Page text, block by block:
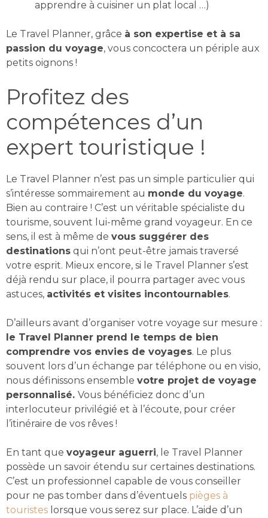
apprendre à cuisiner un plat local …)
Le Travel Planner, grâce à son expertise et à sa
passion du voyage, vous concoctera un périple aux
petits oignons !
Profitez des
compétences d’un
expert touristique !
Le Travel Planner n’est pas un simple particulier qui
s’intéresse sommairement au monde du voyage.
Bien au contraire ! C’est un véritable spécialiste du
tourisme, souvent lui-même grand voyageur. En ce
sens, il est à même de vous suggérer des
destinations qui n’ont peut-être jamais traversé
votre esprit. Mieux encore, si le Travel Planner s’est
déjà rendu sur place, il pourra partager avec vous
astuces, activités et visites incontournables.
D’ailleurs avant d’organiser votre voyage sur mesure :
le Travel Planner prend le temps de bien
comprendre vos envies de voyages. Le plus
souvent lors d’un échange par téléphone ou en visio,
nous définissons ensemble votre projet de voyage
personnalisé. Vous bénéficiez donc d’un
interlocuteur privilégié et à l’écoute, pour créer
l’itinéraire de vos rêves !
En tant que voyageur aguerri, le Travel Planner
possède un savoir étendu sur certaines destinations.
C’est un professionnel capable de vous conseiller
pour ne pas tomber dans d’éventuels pièges à
touristes lorsque vous serez sur place. L’aide d’un